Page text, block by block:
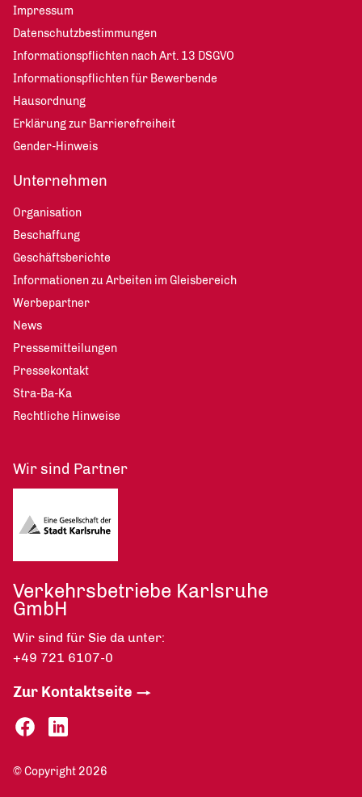
Impressum
Datenschutzbestimmungen
Informationspflichten nach Art. 13 DSGVO
Informationspflichten für Bewerbende
Hausordnung
Erklärung zur Barrierefreiheit
Gender-Hinweis
Unternehmen
Organisation
Beschaffung
Geschäftsberichte
Informationen zu Arbeiten im Gleisbereich
Werbepartner
News
Pressemitteilungen
Pressekontakt
Stra-Ba-Ka
Rechtliche Hinweise
Wir sind Partner
Verkehrsbetriebe Karlsruhe
GmbH
Wir sind für Sie da unter:
+49 721 6107-0
Zur Kontaktseite
© Copyright 2026